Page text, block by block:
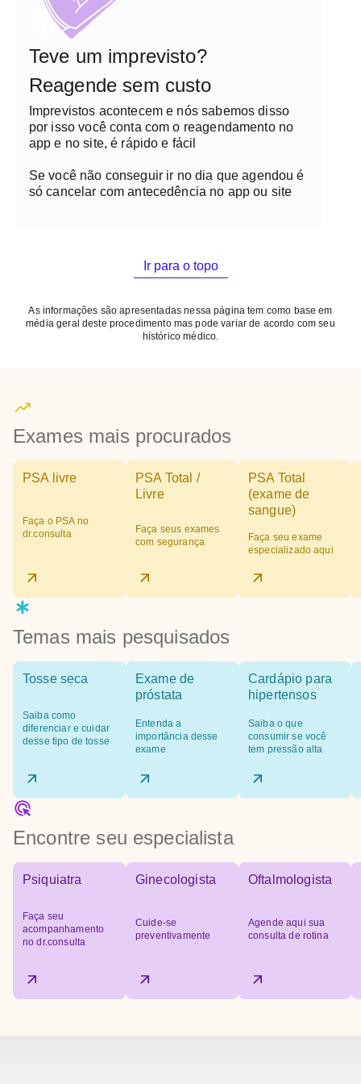
amamentação. Se a paciente se preferir, pode
estocar o leite antes da realização do exame.
Teve um imprevisto?
Reagende sem custo
Imprevistos acontecem e nós sabemos disso
por isso você conta com o reagendamento no
app e no site, é rápido e fácil
Se você não conseguir ir no dia que agendou é
só cancelar com antecedência no app ou site
Ir para o topo
As informações são apresentadas nessa página tem como base em
média geral deste procedimento mas pode variar de acordo com seu
histórico médico.
Exames mais procurados
PSA livre
Faça o PSA no
dr.consulta
PSA Total /
Livre
Faça seus exames
com segurança
PSA Total
(exame de
sangue)
Faça seu exame
especializado aqui
Temas mais pesquisados
Tosse seca
Saiba como
diferenciar e cuidar
desse tipo de tosse
Exame de
próstata
Entenda a
importância desse
exame
Cardápio para
hipertensos
Saiba o que
consumir se você
tem pressão alta
Encontre seu especialista
Psiquiatra
Faça seu
acompanhamento
no dr.consulta
Ginecologista
Cuide-se
preventivamente
Oftalmologista
Agende aqui sua
consulta de rotina